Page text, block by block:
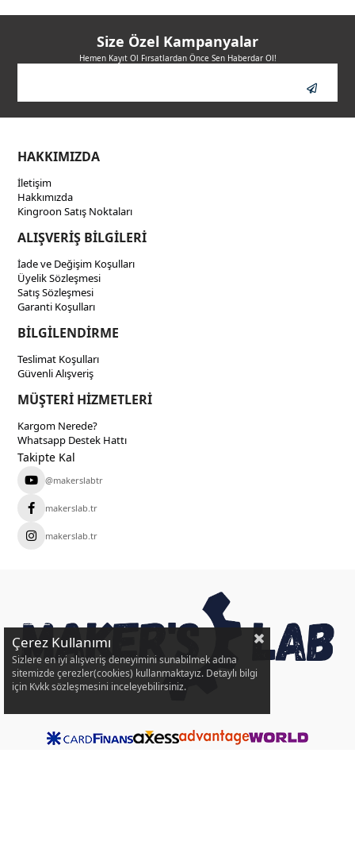
Size Özel Kampanyalar
Hemen Kayıt Ol Fırsatlardan Önce Sen Haberdar Ol!
HAKKIMIZDA
İletişim
Hakkımızda
Kingroon Satış Noktaları
ALIŞVERİŞ BİLGİLERİ
İade ve Değişim Koşulları
Üyelik Sözleşmesi
Satış Sözleşmesi
Garanti Koşulları
BİLGİLENDİRME
Teslimat Koşulları
Güvenli Alışveriş
MÜŞTERİ HİZMETLERİ
Kargom Nerede?
Whatsapp Destek Hattı
Takipte Kal
@makerslabtr
makerslab.tr
makerslab.tr
Çerez Kullanımı
Sizlere en iyi alışveriş deneyimini sunabilmek adına
sitemizde çerezler(cookies) kullanmaktayız. Detaylı bilgi
için Kvkk sözleşmesini inceleyebilirsiniz.